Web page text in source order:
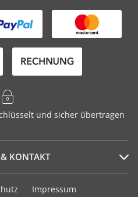
und sicher übertragen
& KONTAKT
Impressum